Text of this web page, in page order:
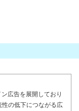
広告を展開しており
の低下につながる広